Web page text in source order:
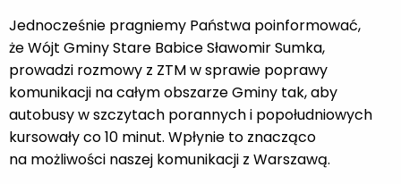
Jednocześnie pragniemy Państwa poinformować,
że Wójt Gminy Stare Babice Sławomir Sumka,
prowadzi rozmowy z ZTM w sprawie poprawy
komunikacji na całym obszarze Gminy tak, aby
autobusy w szczytach porannych i popołudniowych
kursowały co 10 minut. Wpłynie to znacząco
na możliwości naszej komunikacji z Warszawą.